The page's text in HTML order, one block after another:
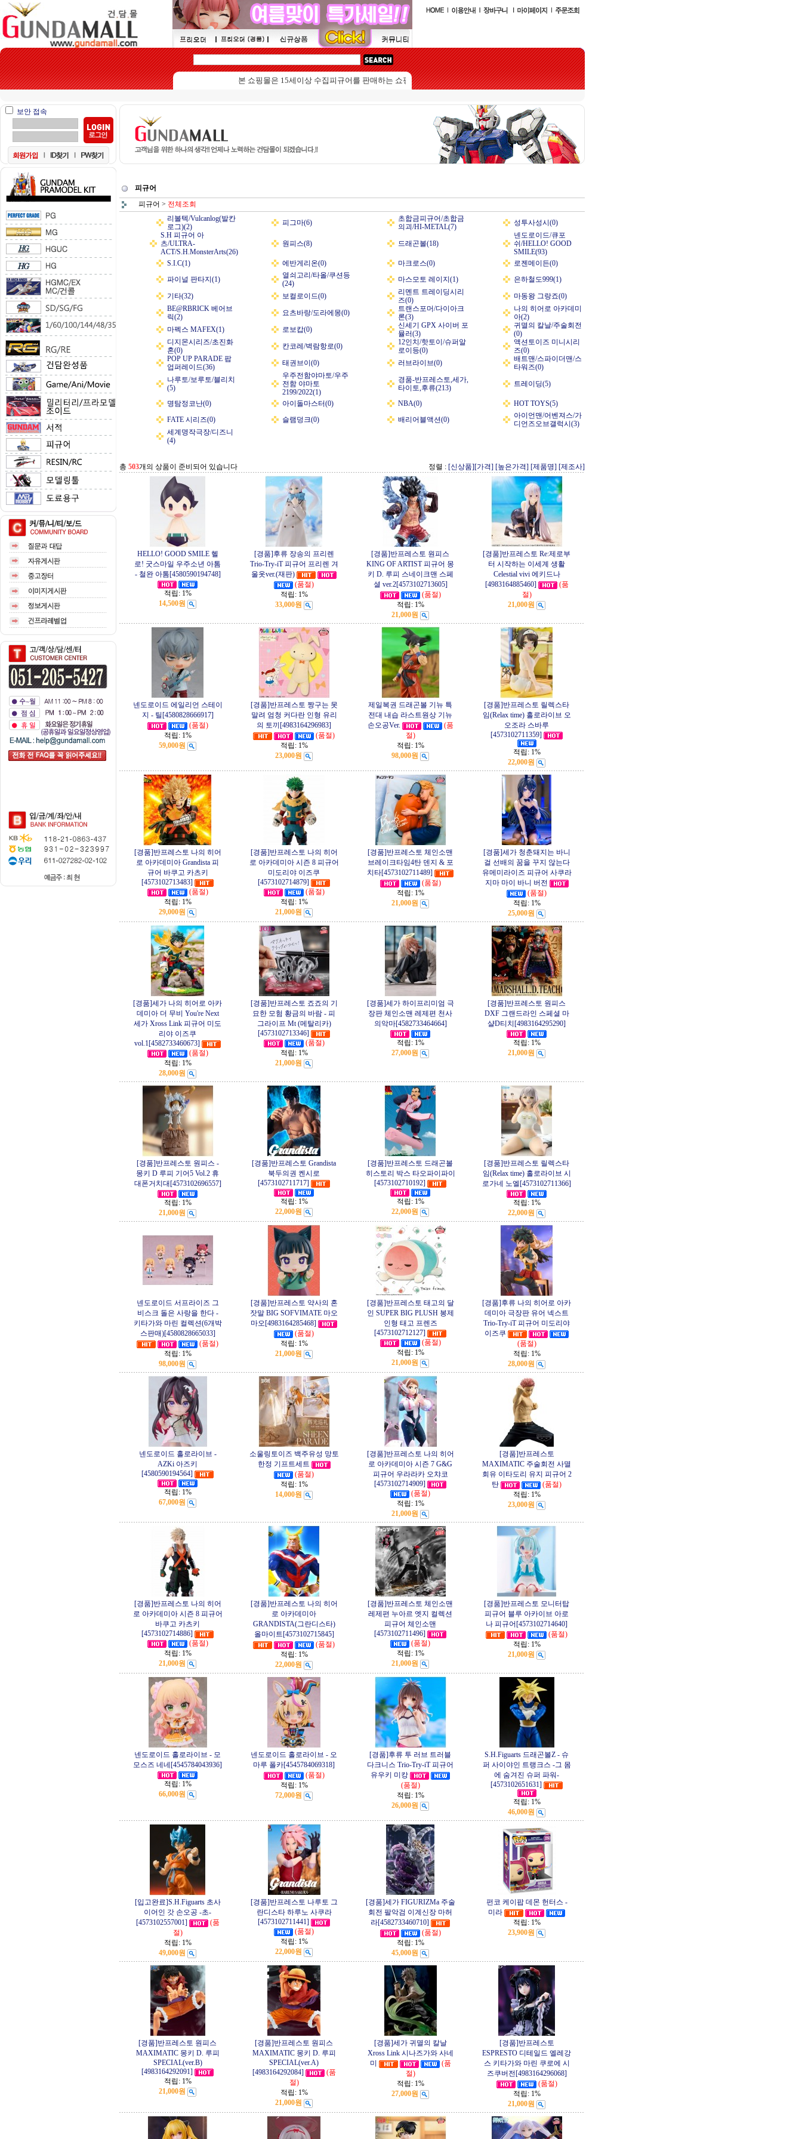
본 쇼핑몰은 15세이상 수집피규어를 판매하는 쇼핑몰입니다.
보안 접속
피규어
피규어 > 전체조회
리볼텍/Vulcanlog(발칸
로그)(2)
피그마(6)
초합금피규어/초합금
의괴/HI-METAL(7)
성투사성시(0)
S.H 피규어 아
츠/ULTRA-
ACT/S.H.MonsterArts(26)
원피스(8) 드래곤볼(18)
넨도로이드/큐포
쉬/HELLO! GOOD
SMILE(93)
S.I.C(1)
에반게리온(0) 마크로스(0)
로젠메이든(0)
파이널 판타지(1)
열쇠고리/타올/쿠션등
(24)
마스모토 레이지(1)
은하철도999(1)
기타(32)
보컬로이드(0)
리멘트 트레이딩시리
즈(0)
마동왕 그랑죠(0)
BE@RBRICK 베어브
릭(2)
요츠바랑/도라에몽(0)
트랜스포머/다이아크
론(3)
나의 히어로 아카데미
아(2)
마펙스 MAFEX(1)
로보캅(0)
신세기 GPX 사이버 포
뮬러(3)
귀멸의 칼날/주술회전
(0)
디지몬시리즈/초진화
혼(0)
칸코레/벽람항로(0)
12인치/핫토이/슈퍼알
로이등(0)
액션토이즈 미니시리
즈(0)
POP UP PARADE 팝
업퍼레이드(36)
태권브이(0) 러브라이브(0)
배트맨/스파이더맨/스
타워즈(0)
나루토/보루토/블리치
(5)
우주전함야마토/우주
전함 야마토
2199/2022(1)
경품-반프레스토,세가,
타이토,후류(213)
트레이딩(5)
명탐정코난(0) 아이돌마스터(0) NBA(0)
HOT TOYS(5)
FATE 시리즈(0)
슬램덩크(0) 배리어블액션(0)
아이언맨/어벤져스/가
디언즈오브갤럭시(3)
세계명작극장/디즈니
(4)
총 503개의 상품이 준비되어 있습니다 정렬 : [신상품][가격] [높은가격] [제품명] [제조사]
HELLO! GOOD SMILE 헬
로! 굿스마일 우주소년 아톰
- 철완 아톰[4580590194748]
적립: 1%
14,500원
[경품]후류 장송의 프리렌
Trio-Try-iT 피규어 프리렌 겨
울옷ver.(재판)
(품절)
적립: 1%
33,000원
[경품]반프레스토 원피스
KING OF ARTIST 피규어 몽
키 D. 루피 스네이크맨 스페
셜 ver.2[4573102713605]
(품절)
적립: 1%
21,000원
[경품]반프레스토 Re:제로부
터 시작하는 이세계 생활
Celestial vivi 에키드나
[4983164885460]
(품
절)
21,000원
넨도로이드 에일리언 스테이
지 - 틸[4580828666917]
(품절)
적립: 1%
59,000원
[경품]반프레스토 짱구는 못
말려 엄청 커다란 인형 유리
의 토끼[4983164296983]
(품절)
적립: 1%
23,000원
제일복권 드래곤볼 기뉴 특
전대 내습 라스트원상 기뉴
손오공Ver.
(품
절)
적립: 1%
98,000원
[경품]반프레스토 릴렉스타
임(Relax time) 홀로라이브 오
오조라 스바루
[4573102711359]
적립: 1%
22,000원
[경품]반프레스토 나의 히어
로 아카데미아 Grandista 피
규어 바쿠고 카츠키
[4573102713483]
(품절)
적립: 1%
29,000원
[경품]반프레스토 나의 히어
로 아카데미아 시즌 8 피규어
미도리야 이즈쿠
[4573102714879]
(품절)
적립: 1%
21,000원
[경품]반프레스토 체인소맨
브레이크타임4탄 덴지 & 포
치타[4573102711489]
(품절)
적립: 1%
21,000원
[경품]세가 청춘돼지는 바니
걸 선배의 꿈을 꾸지 않는다
유메미라이즈 피규어 사쿠라
지마 마이 바니 버전
(품절)
적립: 1%
25,000원
[경품]세가 나의 히어로 아카
데미아 더 무비 You're Next
세가 Xross Link 피규어 미도
리야 이즈쿠
vol.1[4582733460673]
(품절)
적립: 1%
28,000원
[경품]반프레스토 죠죠의 기
묘한 모험 황금의 바람 - 피
그라이프 Mt (메탈리카)
[4573102713346]
(품절)
적립: 1%
21,000원
[경품]세가 하이프리미엄 극
장판 체인소맨 레제편 천사
의악마[4582733464664]
적립: 1%
27,000원
[경품]반프레스토 원피스
DXF 그랜드라인 스페셜 마
샬D티치[4983164295290]
적립: 1%
21,000원
[경품]반프레스토 원피스 -
몽키 D 루피 기어5 Vol.2 휴
대폰거치대[4573102696557]
적립: 1%
21,000원
[경품]반프레스토 Grandista
북두의권 켄시로
[4573102711717]
적립: 1%
22,000원
[경품]반프레스토 드래곤볼
히스토리 박스 타오파이파이
[4573102710192]
적립: 1%
22,000원
[경품]반프레스토 릴렉스타
임(Relax time) 홀로라이브 시
로가네 노엘[4573102711366]
적립: 1%
22,000원
넨도로이드 서프라이즈 그
비스크 돌은 사랑을 한다 -
키타가와 마린 컬렉션(6개박
스판매)[4580828665033]
(품절)
적립: 1%
98,000원
[경품]반프레스토 약사의 혼
잣말 BIG SOFVIMATE 마오
마오[4983164285468]
(품절)
적립: 1%
21,000원
[경품]반프레스토 태고의 달
인 SUPER BIG PLUSH 봉제
인형 태고 프렌즈
[4573102712127]
(품절)
적립: 1%
21,000원
[경품]후류 나의 히어로 아카
데미아 극장판 유어 넥스트
Trio-Try-iT 피규어 미도리야
이즈쿠
(품절)
적립: 1%
28,000원
넨도로이드 홀로라이브 -
AZKi 아즈키
[4580590194564]
적립: 1%
67,000원
소울링토이즈 백주유성 망토
한정 기프트세트
(품절)
적립: 1%
14,000원
[경품]반프레스토 나의 히어
로 아카데미아 시즌 7 G&G
피규어 우라라카 오챠코
[4573102714909]
(품절)
적립: 1%
21,000원
[경품]반프레스토
MAXIMATIC 주술회전 사멸
회유 이타도리 유지 피규어 2
탄
(품절)
적립: 1%
23,000원
[경품]반프레스토 나의 히어
로 아카데미아 시즌 8 피규어
바쿠고 카츠키
[4573102714886]
(품절)
적립: 1%
21,000원
[경품]반프레스토 나의 히어
로 아카데미아
GRANDISTA(그란디스타)
올마이트[4573102715845]
(품절)
적립: 1%
22,000원
[경품]반프레스토 체인소맨
레제편 누아르 엣지 컬렉션
피규어 체인소맨
[4573102711496]
(품절)
적립: 1%
21,000원
[경품]반프레스토 모니터탑
피규어 블루 아카이브 아로
나 피규어[4573102714640]
(품절)
적립: 1%
21,000원
넨도로이드 홀로라이브 - 모
모스즈 네네[4545784043936]
적립: 1%
66,000원
넨도로이드 홀로라이브 - 오
마루 폴카[4545784069318]
(품절)
적립: 1%
72,000원
[경품]후류 투 러브 트러블
다크니스 Trio-Try-iT 피규어
유우키 미캉
(품절)
적립: 1%
26,000원
S.H.Figuarts 드래곤볼Z - 슈
퍼 사이야인 트랭크스 -그 몸
에 숨겨진 슈퍼 파워-
[4573102651631]
적립: 1%
46,000원
[입고완료]S.H.Figuarts 초사
이어인 갓 손오공 -초-
[4573102557001]
(품
절)
적립: 1%
49,000원
[경품]반프레스토 나루토 그
란디스타 하루노 사쿠라
[4573102711441]
(품절)
적립: 1%
22,000원
[경품]세가 FIGURIZMa 주술
회전 팔악검 이계신장 마허
라[4582733460710]
(품절)
적립: 1%
45,000원
펀코 케이팝 데몬 헌터스 -
미라
적립: 1%
23,900원
[경품]반프레스토 원피스
MAXIMATIC 몽키 D. 루피
SPECIAL(ver.B)
[4983164292091]
적립: 1%
21,000원
[경품]반프레스토 원피스
MAXIMATIC 몽키 D. 루피
SPECIAL(ver.A)
[4983164292084]
(품
절)
적립: 1%
21,000원
[경품]세가 귀멸의 칼날
Xross Link 시나즈가와 사네
미
(품
절)
적립: 1%
27,000원
[경품]반프레스토
ESPRESTO 디테일드 엘레강
스 키타가와 마린 쿠로에 시
즈쿠버전[4983164296068]
(품절)
적립: 1%
21,000원